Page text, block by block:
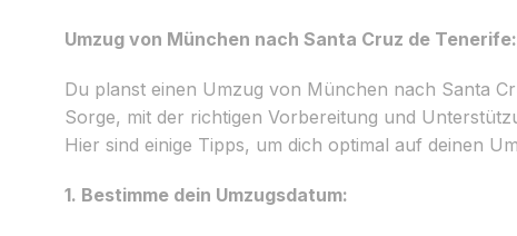
Umzug von München nach Santa Cruz de
Du planst einen Umzug von München nach Santa
Sorge, mit der richtigen Vorbereitung und
Hier sind einige Tipps, um dich optimal auf deinen
1. Bestimme dein Umzugsdatum: